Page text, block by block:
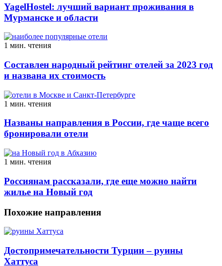
YagelHostel: лучший вариант проживания в
Мурманске и области
1 мин. чтения
Составлен народный рейтинг отелей за 2023 год
и названа их стоимость
1 мин. чтения
Названы направления в России, где чаще всего
бронировали отели
1 мин. чтения
Россиянам рассказали, где еще можно найти
жилье на Новый год
Похожие направления
Достопримечательности Турции – руины
Хаттуса